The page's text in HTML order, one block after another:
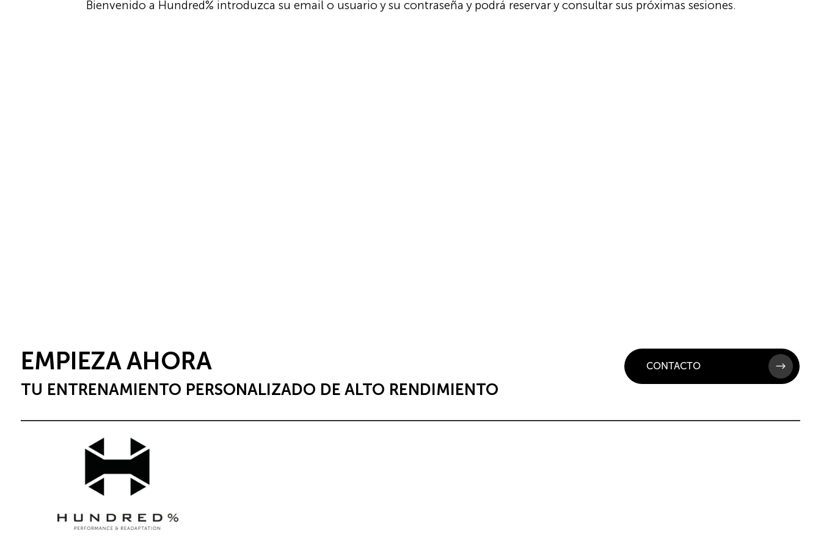
Bienvenido a Hundred% introduzca su email o usuario y su contraseña y podrá reservar y consultar sus próximas sesiones.
EMPIEZA AHORA
TU ENTRENAMIENTO PERSONALIZADO DE ALTO RENDIMIENTO
CONTACTO $